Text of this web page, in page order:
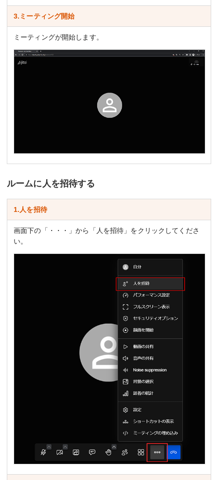
3.ミーティング開始
ミーティングが開始します。
ルームに人を招待する
1.人を招待
画面下の「・・・」から「人を招待」をクリックしてくださ
い。